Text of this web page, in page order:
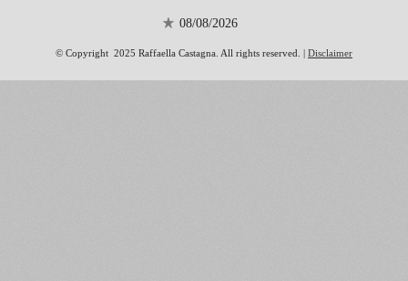
08/08/2026
© Copyright 2025 Raffaella Castagna. All rights reserved. | Disclaimer